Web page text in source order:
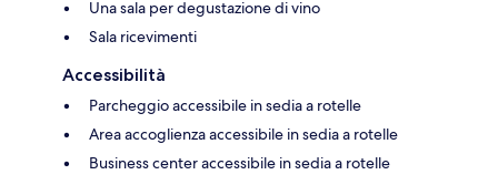
Una sala per degustazione di vino
Sala ricevimenti
Accessibilità
Parcheggio accessibile in sedia a rotelle
Area accoglienza accessibile in sedia a rotelle
Business center accessibile in sedia a rotelle